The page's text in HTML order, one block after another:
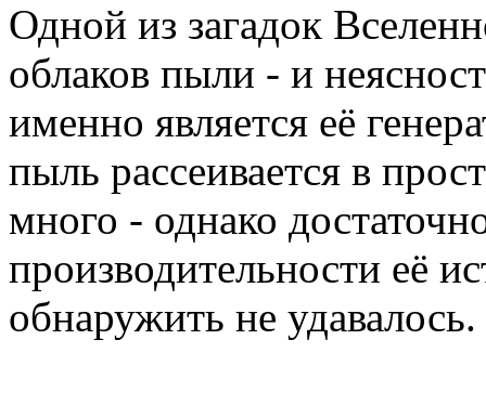
Одной из загадок
облаков пыли - и
именно является её
пыль рассеивается в
много - однако
производительности её
обнаружить не удавалось.